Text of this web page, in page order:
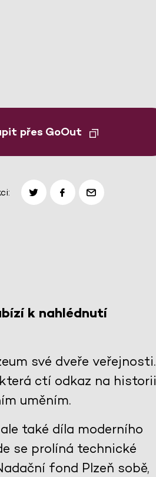
přes GoOut
k nahlédnutí
své dveře veřejnosti.
ctí odkaz na historii
uměním.
také díla moderního
se prolíná technické
fond Plzeň sobě,